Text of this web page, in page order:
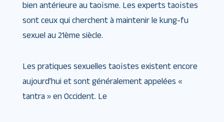
bien antérieure au taoïsme. Les experts taoïstes
sont ceux qui cherchent à maintenir le kung-fu
sexuel au 21ème siècle.
Les pratiques sexuelles taoïstes existent encore
aujourd’hui et sont généralement appelées «
tantra » en Occident. Le